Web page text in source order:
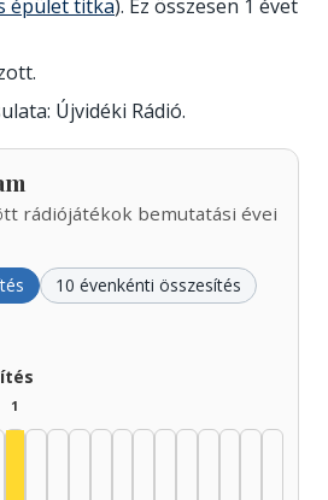
épület titka). Ez összesen 1 évet
Újvidéki Rádió.
rádiójátékok bemutatási évei
10 évenkénti összesítés
1